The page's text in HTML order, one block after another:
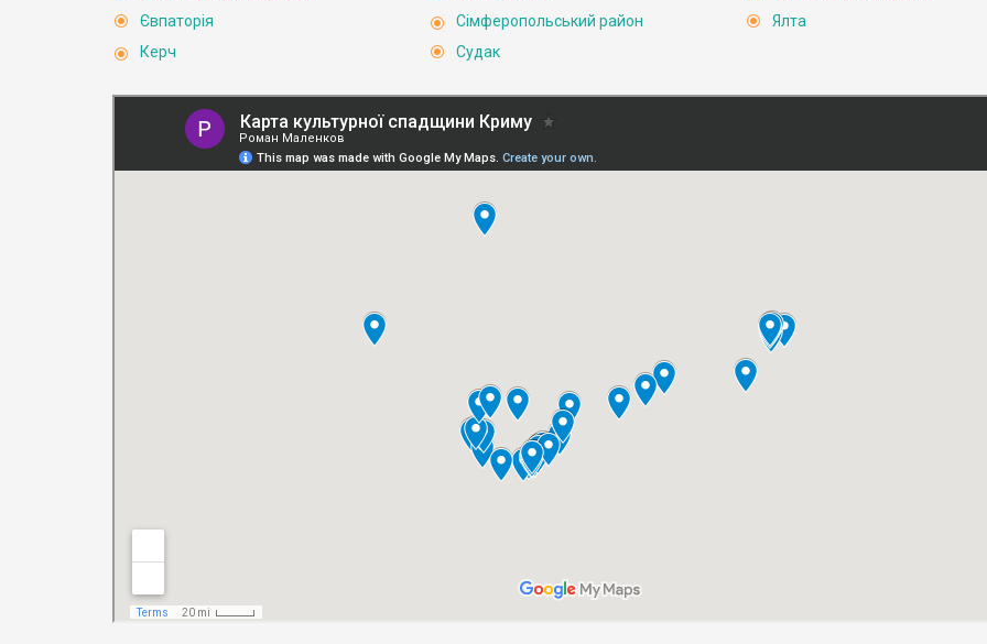
Євпаторія
Керч
Сімферопольський район
Судак
Ялта